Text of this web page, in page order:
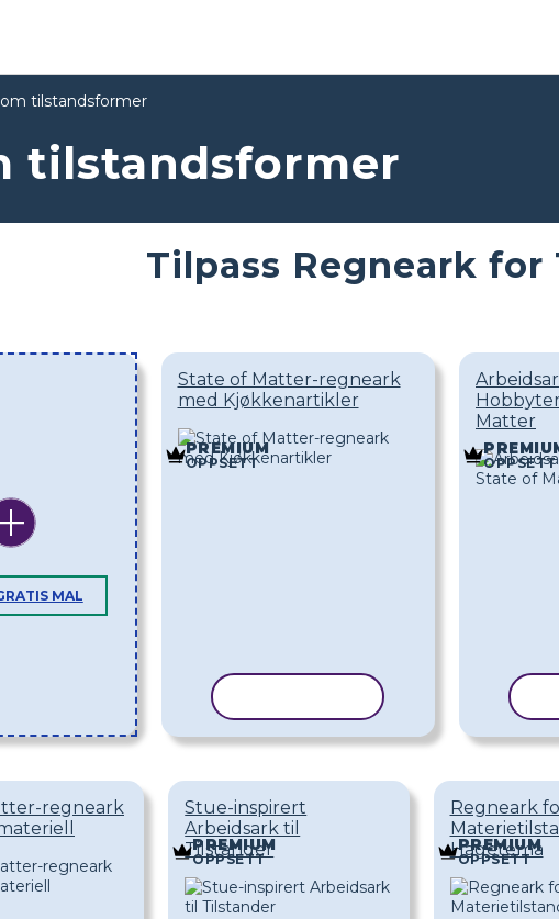
tilstandsformer
tilstandsformer
Tilpass Regneark for
MAL
State of Matter-regneark
med Kjøkkenartikler
PREMIUM
OPPSETT
Matter
OPPSETT
regneark
Stue-inspirert
Arbeidsark til
Tilstander
PREMIUM
OPPSETT
Regneark
Hagetema
PREMIUM
OPPSETT